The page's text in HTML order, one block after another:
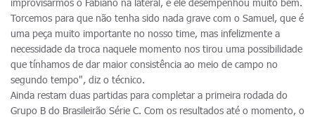
improvisarmos o Fabiano na lateral, e ele desempenhou muito bem.
Torcemos para que não tenha sido nada grave com o Samuel, que é
uma peça muito importante no nosso time, mas infelizmente a
necessidade da troca naquele momento nos tirou uma possibilidade
que tínhamos de dar maior consistência ao meio de campo no
segundo tempo", diz o técnico.
Ainda restam duas partidas para completar a primeira rodada do
Grupo B do Brasileirão Série C. Com os resultados até o momento, o